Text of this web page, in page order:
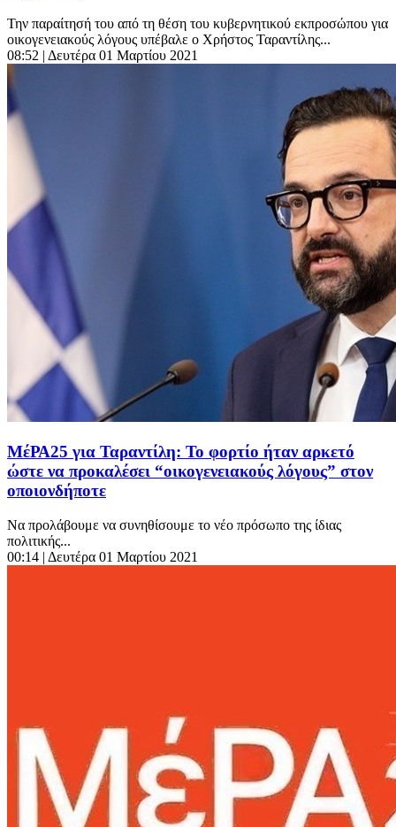
Την παραίτησή του από τη θέση του κυβερνητικού εκπροσώπου για
οικογενειακούς λόγους υπέβαλε ο Χρήστος Ταραντίλης...
08:52 | Δευτέρα 01 Μαρτίου 2021
ΜέΡΑ25 για Ταραντίλη: Το φορτίο ήταν αρκετό
ώστε να προκαλέσει “οικογενειακούς λόγους” στον
οποιονδήποτε
Να προλάβουμε να συνηθίσουμε το νέο πρόσωπο της ίδιας
πολιτικής...
00:14 | Δευτέρα 01 Μαρτίου 2021